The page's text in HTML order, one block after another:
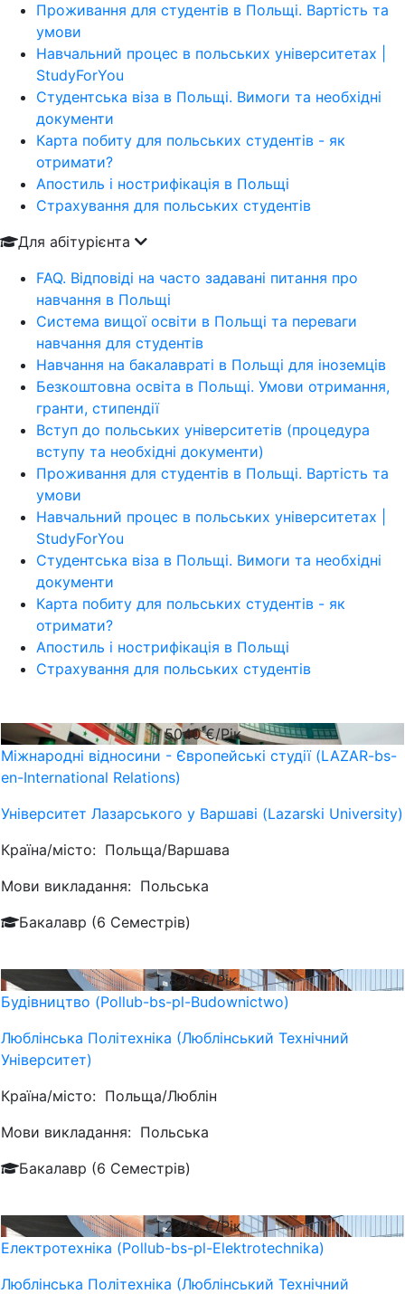
Проживання для студентів в Польщі. Вартість та
умови
Навчальний процес в польських університетах |
StudyForYou
Студентська віза в Польщі. Вимоги та необхідні
документи
Карта побиту для польських студентів - як
отримати?
Апостиль і нострифікація в Польщі
Страхування для польських студентів
Для абітурієнта
FAQ. Відповіді на часто задавані питання про
навчання в Польщі
Система вищої освіти в Польщі та переваги
навчання для студентів
Навчання на бакалавраті в Польщі для іноземців
Безкоштовна освіта в Польщі. Умови отримання,
гранти, стипендії
Вступ до польських університетів (процедура
вступу та необхідні документи)
Проживання для студентів в Польщі. Вартість та
умови
Навчальний процес в польських університетах |
StudyForYou
Студентська віза в Польщі. Вимоги та необхідні
документи
Карта побиту для польських студентів - як
отримати?
Апостиль і нострифікація в Польщі
Страхування для польських студентів
5040€/Рік
Міжнародні відносини - Європейські студії (LAZAR-bs-
en-International Relations)
Університет Лазарського у Варшаві (Lazarski University)
Країна/місто: Польща/Варшава
Мови викладання: Польська
Бакалавр (6 Семестрів)
830€/Рік
Будівництво (Pollub-bs-pl-Budownictwo)
Люблiнська Політехніка (Люблінський Технічний
Університет)
Країна/місто: Польща/Люблін
Мови викладання: Польська
Бакалавр (6 Семестрів)
2348€/Рік
Електротехніка (Pollub-bs-pl-Elektrotechnika)
Люблiнська Політехніка (Люблінський Технічний